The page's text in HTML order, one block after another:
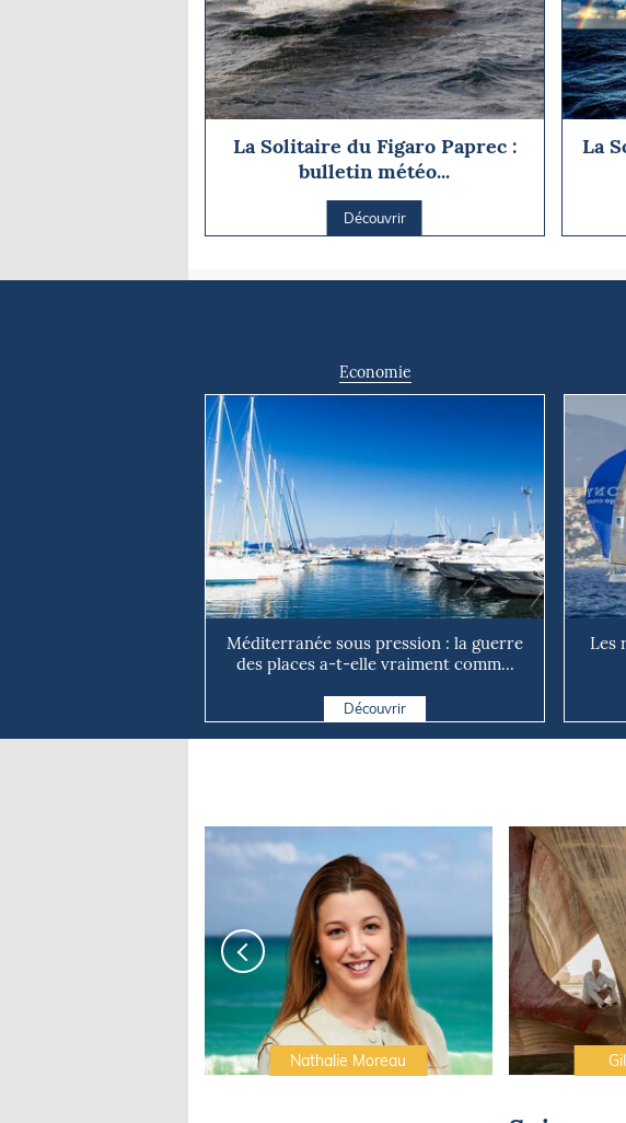
La Solitaire du Figaro Paprec :
bulletin météo...
Découvrir
La
Economie
Méditerranée sous pression : la guerre
des places a-t-elle vraiment comm...
Découvrir
Les
Nathalie Moreau